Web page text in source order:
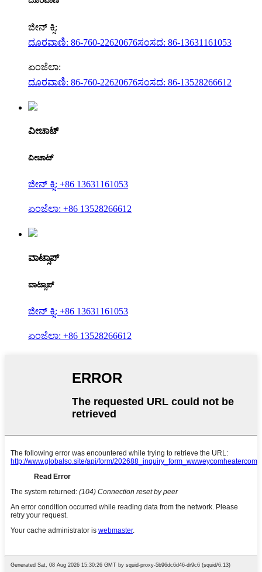
ಜೀನ್ ಕ್ಸಿ:
ದೂರವಾಣಿ: 86-760-22620676ಸಂಸದ: 86-13631161053
ಏಂಜೆಲಾ:
ದೂರವಾಣಿ: 86-760-22620676ಸಂಸದ: 86-13528266612
ವೀಚಾಟ್
ವೀಚಾಟ್
ಜೀನ್ ಕ್ಸಿ: +86 13631161053
ಏಂಜೆಲಾ: +86 13528266612
ವಾಟ್ಸಾಪ್
ವಾಟ್ಸಾಪ್
ಜೀನ್ ಕ್ಸಿ: +86 13631161053
ಏಂಜೆಲಾ: +86 13528266612